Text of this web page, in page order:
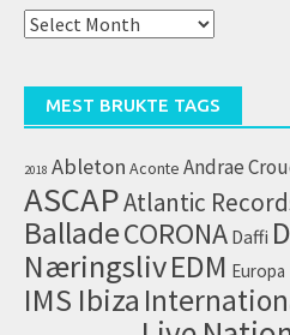
Alle
MEST BRUKTE TAGS
2018 Ableton Aconte Andrae
ASCAPAtlantic
BalladeCORONA Daffi
NæringslivEDM Europa
IMS Ibiza